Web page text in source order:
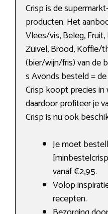
Crisp is de
producten. Het
Vlees/vis, Beleg,
Zuivel, Brood, Koffie/
(bier/wijn/fris) van de
s Avonds besteld =
Crisp koopt precies
daardoor profiteer je
Crisp is nu ook
Je moet
vanaf €2,95.
Volop
recepten.